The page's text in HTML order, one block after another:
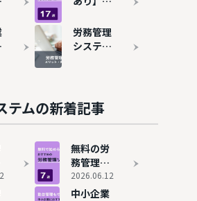
有料との
違いは？
ステムお
すすめ17
で選ぶ決
定版
労務管理
システム
場・選び
方を解説
テムの新着記事
無料の労
務管理シ
ステム7
選を比
2026.06.12
中小企業